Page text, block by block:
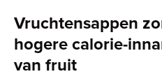
Vruchtensappen
hogere calorie-
van fruit